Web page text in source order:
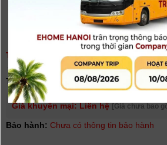
TRIPOD DOLLY WEIFENG WT600
(0người đánh giá)
Tình trạng:
Hết hàng
Giá khuyến mại: Liên hệ[Giá chưa bao
Bảo hành: Chưa có thông tin bảo hành